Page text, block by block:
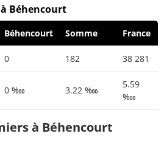
Béhencourt
Béhencourt Somme France
0 182 38 281
0 ‱ 3.22 ‱
5.59
‱
à Béhencourt